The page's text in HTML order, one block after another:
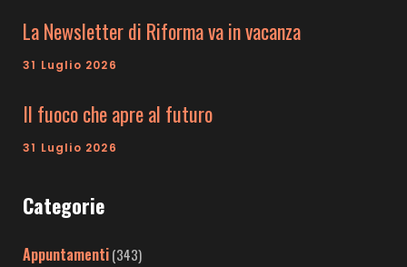
La Newsletter di Riforma va in vacanza
31 Luglio 2026
Il fuoco che apre al futuro
31 Luglio 2026
Categorie
Appuntamenti(343)